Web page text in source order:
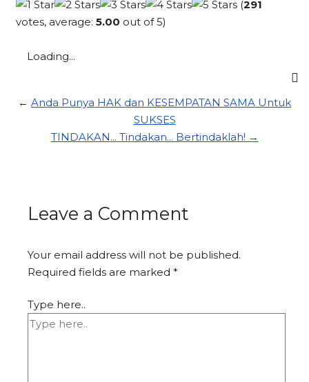
(291
votes, average:5.00 out of 5)
Loading...
← Anda Punya HAK dan KESEMPATAN SAMA Untuk
SUKSES
TINDAKAN... Tindakan... Bertindaklah! →
Leave a Comment
Your email address will not be published.
Required fields are marked*
Type here..